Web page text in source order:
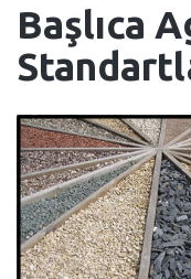
Başlıca